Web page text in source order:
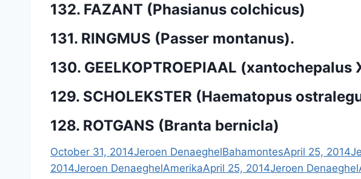
132. FAZANT (Phasianus colchicus)
131. RINGMUS (Passer montanus).
130. GEELKOPTROEPIAAL
129. SCHOLEKSTER (Haematopus
128. ROTGANS (Branta bernicla)
October 31, 2014Jeroen DenaeghelBahamontesApril 25, 2014
2014Jeroen DenaeghelAmerikaApril 25, 2014Jeroen Denaeghel